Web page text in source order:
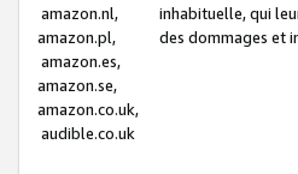
amazon.nl,
amazon.pl,
amazon.es,
amazon.se,
amazon.co.uk,
audible.co.uk
inhabituelle, qui
des dommages et